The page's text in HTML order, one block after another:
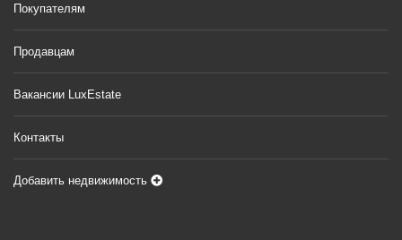
Покупателям
Продавцам
Вакансии LuxEstate
Контакты
Добавить недвижимость